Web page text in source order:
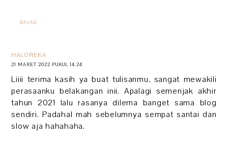
BALAS
HALOREKA
21 MARET 2022 PUKUL 14.24
Liiii terima kasih ya buat tulisanmu, sangat mewakili
perasaanku belakangan inii. Apalagi semenjak akhir
tahun 2021 lalu rasanya dilema banget sama blog
sendiri. Padahal mah sebelumnya sempat santai dan
slow aja hahahaha.